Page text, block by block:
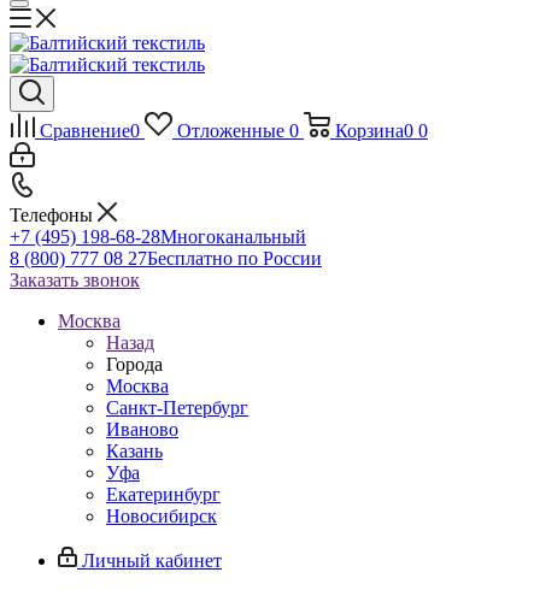
Сравнение0 Отложенные 0 Корзина0 0
Телефоны
+7 (495) 198-68-28Многоканальный
8 (800) 777 08 27Бесплатно по России
Заказать звонок
Москва
Назад
Города
Москва
Санкт-Петербург
Иваново
Казань
Уфа
Екатеринбург
Новосибирск
Личный кабинет